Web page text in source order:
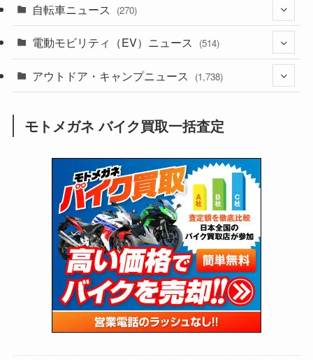
(638)
(118)
(60)
(31)
(51)
(34)
(5)
(12)
(63)
(109)
(252)
(38)
(24)
(16)
(25)
(24)
(47)
(15)
(5)
(249)
(64)
(16)
(62)
(4)
(6)
(17)
(5)
(306)
(6,956)
(2,473)
(249)
(1,226)
(12)
(131)
(38)
(131)
(167)
(85)
(21)
(61)
(171)
(98)
(13)
(60)
(274)
(171)
(38)
(47)
(59)
(66)
(16)
(141)
(255)
(204)
(1,141)
(166)
(23)
(33)
(34)
(35)
(41)
(415)
(16)
(185)
(137)
(73)
(2,744)
(126)
(170)
自転車ニュース (270)
(54)
(211)
電動モビリティ（EV）ニュース (514)
(132)
(171)
(118)
(27)
アウトドア・キャンプニュース (1,738)
(8)
(1,605)
(147)
(13)
(19)
(12)
(16)
モトメガネ バイク買取一括査定